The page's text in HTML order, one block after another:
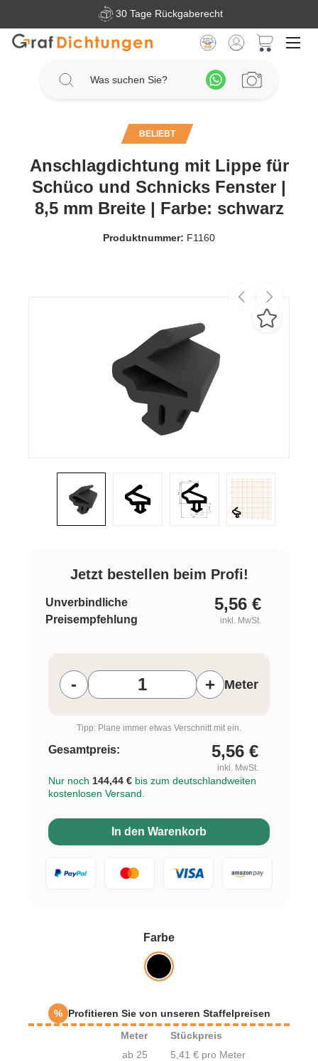
Zum Hauptinhalt springen30 Tage Rückgaberecht
BELIEBT
Anschlagdichtung mit Lippe für
Schüco und Schnicks Fenster |
8,5 mm Breite | Farbe: schwarz
Produktnummer: F1160
Farbeauswählen
% Profitieren Sie von unseren Staffelpreisen
Meter
Stückpreis
ab 25
5,41 € pro Meter
Jetzt bestellen beim Profi!
Unverbindliche
Preisempfehlung
5,56 €
inkl. MwSt.
- + Meter
Tipp: Plane immer etwas Verschnitt mit ein.
Gesamtpreis: 5,56 €
inkl. MwSt.
Nur noch 144,44 € bis zum deutschlandweiten
kostenlosen Versand.
In den Warenkorb